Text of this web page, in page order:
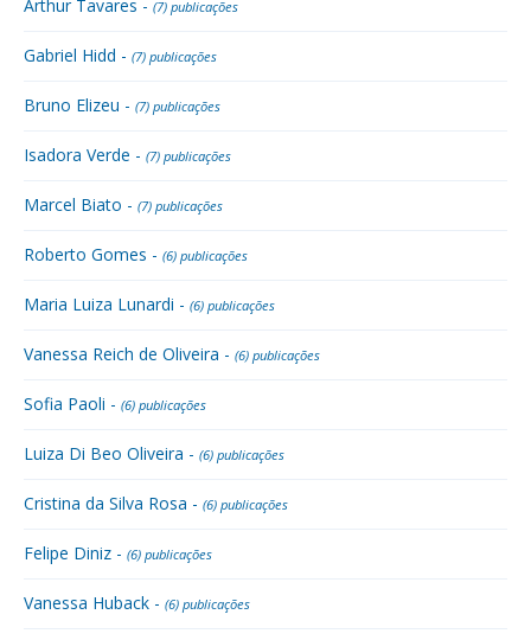
Arthur Tavares - (7) publicações
Gabriel Hidd - (7) publicações
Bruno Elizeu - (7) publicações
Isadora Verde - (7) publicações
Marcel Biato - (7) publicações
Roberto Gomes - (6) publicações
Maria Luiza Lunardi - (6) publicações
Vanessa Reich de Oliveira - (6) publicações
Sofia Paoli - (6) publicações
Luiza Di Beo Oliveira - (6) publicações
Cristina da Silva Rosa - (6) publicações
Felipe Diniz - (6) publicações
Vanessa Huback - (6) publicações